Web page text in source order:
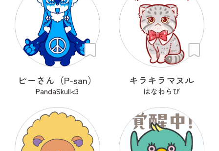
ピーさん（P-san）
PandaSkull<3
キラキラマヌル
はなわらび